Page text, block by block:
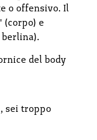
o offensivo. Il
e
del body
sei troppo